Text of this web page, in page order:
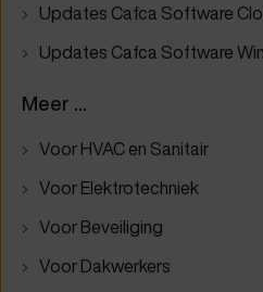
Updates Cafca Software
Updates Cafca Software
Meer ...
Voor HVAC en Sanitair
Voor Elektrotechniek
Voor Beveiliging
Voor Dakwerkers